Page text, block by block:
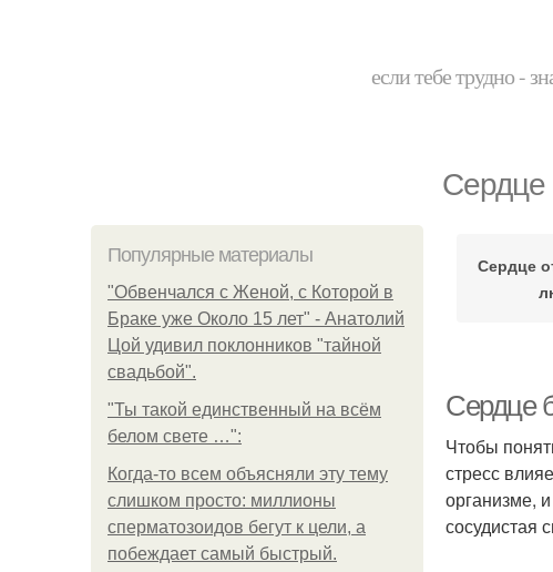
если тебе трудно -
Сердце
Популярные материалы
"Обвенчался с Женой, с Которой в
Браке уже Около 15 лет" - Анатолий
Цой удивил поклонников "тайной
свадьбой".
"Ты такой единственный на всём
белом свете …":
Когда-то всем объясняли эту тему
слишком просто: миллионы
сперматозоидов бегут к цели, а
побеждает самый быстрый.
Сердце
Сердце
Чтобы
стресс
организме,
сосудистая